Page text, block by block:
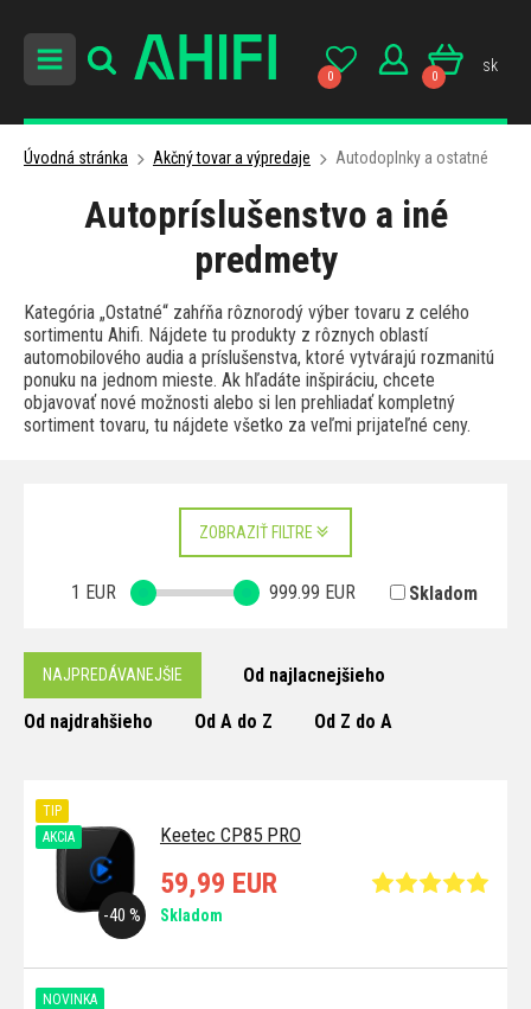
0 0
sk
Úvodná stránka Akčný tovar a výpredaje Autodoplnky a ostatné
Autopríslušenstvo a iné
predmety
Kategória „Ostatné“ zahŕňa rôznorodý výber tovaru z celého
sortimentu Ahifi. Nájdete tu produkty z rôznych oblastí
automobilového audia a príslušenstva, ktoré vytvárajú rozmanitú
ponuku na jednom mieste. Ak hľadáte inšpiráciu, chcete
objavovať nové možnosti alebo si len prehliadať kompletný
sortiment tovaru, tu nájdete všetko za veľmi prijateľné ceny.
ZOBRAZIŤ FILTRE
1 EUR 999.99 EUR Skladom
NAJPREDÁVANEJŠIE Od najlacnejšieho
Od najdrahšieho Od A do Z Od Z do A
Keetec CP85 PRO
-40 %
TIP
AKCIA
59,99 EUR
Skladom
NOVINKA